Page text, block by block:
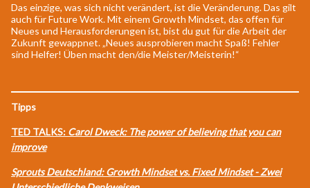
Das einzige, was sich nicht verändert, ist die Veränderung. Das gilt
auch für Future Work. Mit einem Growth Mindset, das offen für
Neues und Herausforderungen ist, bist du gut für die Arbeit der
Zukunft gewappnet. „Neues ausprobieren macht Spaß! Fehler
sind Helfer! Üben macht den/die Meister/Meisterin!“
Tipps
TED TALKS: Carol Dweck: The power of believing that you can
improve
Sprouts Deutschland: Growth Mindset vs. Fixed Mindset - Zwei